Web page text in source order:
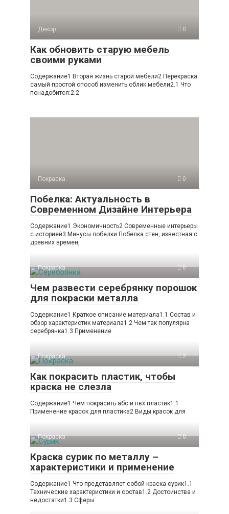
Декор 0
Как обновить старую мебель
своими руками
Содержание1 Вторая жизнь старой мебели2 Перекраска:
самый простой способ изменить облик мебели2.1 Что
понадобится:2.2
Покраска 0
Побелка: Актуальность в
Современном Дизайне Интерьера
Содержание1 Экономичность2 Современные интерьеры
с историей3 Минусы побелки Побелка стен, известная с
древних времен,
Покраска 0
Чем развести серебрянку порошок
для покраски металла
Содержание1 Краткое описание материала1.1 Состав и
обзор характеристик материала1.2 Чем так популярна
серебрянка1.3 Применение
Покраска 2
Как покрасить пластик, чтобы
краска не слезла
Содержание1 Чем покрасить абс и пвх пластик1.1
Применение красок для пластика2 Виды красок для
Покраска 0
Краска сурик по металлу –
характеристики и применение
Содержание1 Что представляет собой краска сурик1.1
Технические характеристики и состав1.2 Достоинства и
недостатки1.3 Сферы